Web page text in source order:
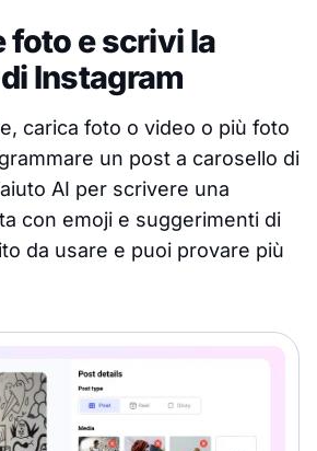
foto e scrivi la
Instagram
carica foto o video o più foto
un post a carosello di
AI per scrivere una
con emoji e suggerimenti di
da usare e puoi provare più